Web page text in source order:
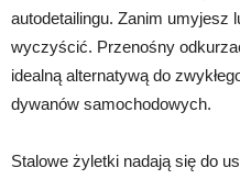
autodetailingu. Zanim umyjesz
wyczyścić. Przenośny
idealną alternatywą do
dywanów samochodowych.
Stalowe żyletki nadają się do